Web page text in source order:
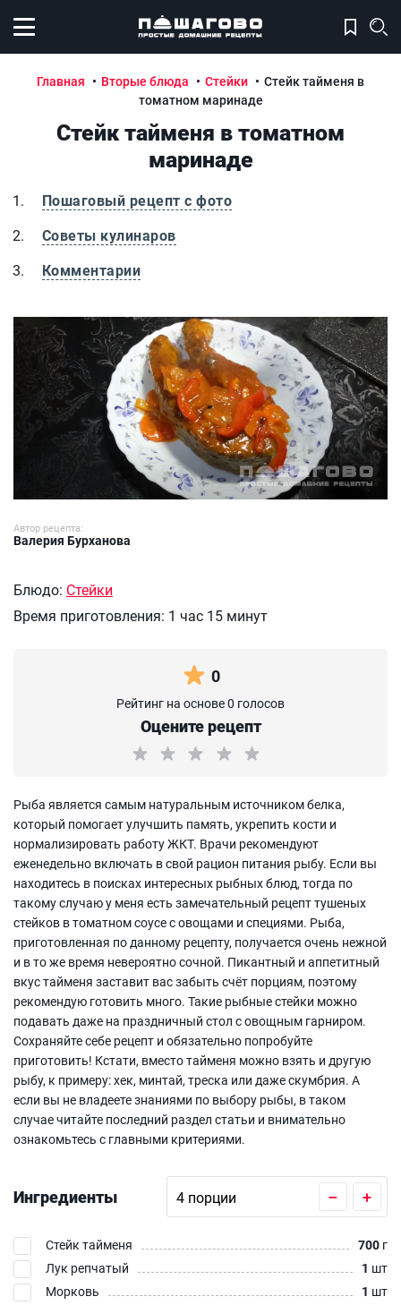
Открыть меню
Главная Вторые блюда Стейки
Стейк тайменя в
томатном маринаде
Стейк тайменя в томатном
маринаде
Пошаговый рецепт с фото
Советы кулинаров
Комментарии
Стейк тайменя в томатном маринаде
Автор рецепта:
Валерия Бурханова
Блюдо: Стейки
Время приготовления: 1 час 15 минут
0
Рейтинг на основе 0 голосов
Оцените рецепт
Рыба является самым натуральным источником белка,
который помогает улучшить память, укрепить кости и
нормализировать работу ЖКТ. Врачи рекомендуют
еженедельно включать в свой рацион питания рыбу. Если вы
находитесь в поисках интересных рыбных блюд, тогда по
такому случаю у меня есть замечательный рецепт тушеных
стейков в томатном соусе с овощами и специями. Рыба,
приготовленная по данному рецепту, получается очень нежной
и в то же время невероятно сочной. Пикантный и аппетитный
вкус тайменя заставит вас забыть счёт порциям, поэтому
рекомендую готовить много. Такие рыбные стейки можно
подавать даже на праздничный стол с овощным гарниром.
Сохраняйте себе рецепт и обязательно попробуйте
приготовить! Кстати, вместо тайменя можно взять и другую
рыбу, к примеру: хек, минтай, треска или даже скумбрия. А
если вы не владеете знаниями по выбору рыбы, в таком
случае читайте последний раздел статьи и внимательно
ознакомьтесь с главными критериями.
Ингредиенты – +
Стейк тайменя 700 г
Лук репчатый
1 шт
Морковь
1 шт